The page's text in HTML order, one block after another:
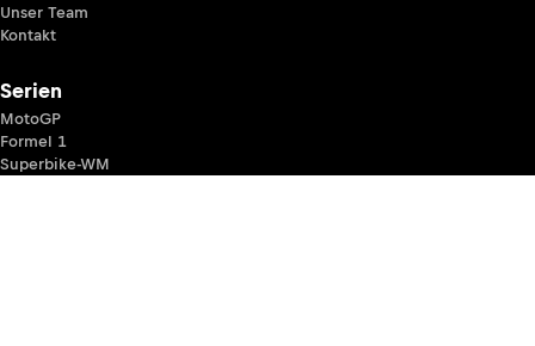
Unser Team
Kontakt
Serien
MotoGP
Formel 1
Superbike-WM